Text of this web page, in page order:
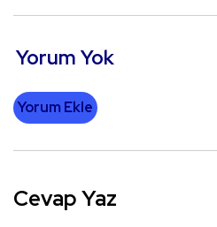
Yorum Yok
Yorum Ekle
Cevap Yaz